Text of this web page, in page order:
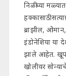
निळीच्या
हक्कासाठी
ब्राझील,
इंडोनेशिया या
झाले आहेत. खूप
खोलीवर